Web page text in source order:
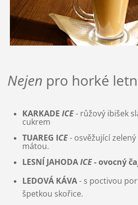
Nejen pro horké
KARKADE ICE- růžový ibišek
cukrem
TUAREG ICE- osvěžující
mátou.
LESNÍ JAHODAICE- ovocný
LEDOVÁ KÁVA- s poctivou
špetkou skořice.